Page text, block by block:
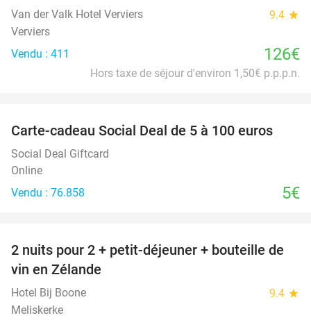
Van der Valk Hotel Verviers 9.4 star
Verviers
Vendu : 411
126€
Hors taxe de séjour d'environ 1,50€ p.p.p.n.
Carte-cadeau Social Deal de 5 à 100 euros
Social Deal Giftcard
Online
Vendu : 76.858
5€
55%
2 nuits pour 2 + petit-déjeuner + bouteille de
vin en Zélande
Hotel Bij Boone 9.4 star
Meliskerke